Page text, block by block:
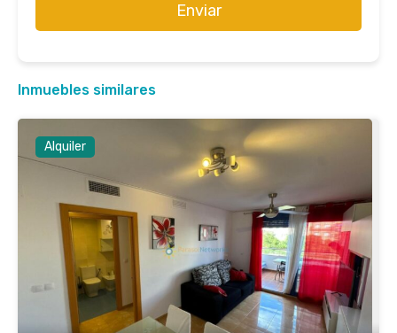
Enviar
Inmuebles similares
Alquiler